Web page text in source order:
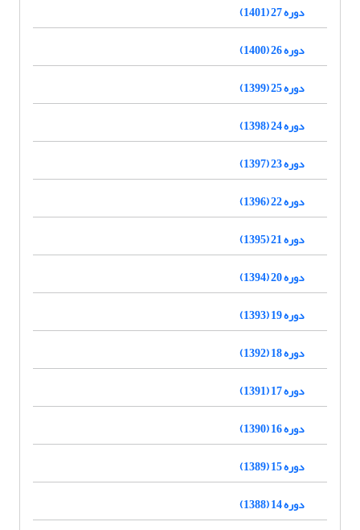
دوره 27 (1401)
دوره 26 (1400)
دوره 25 (1399)
دوره 24 (1398)
دوره 23 (1397)
دوره 22 (1396)
دوره 21 (1395)
دوره 20 (1394)
دوره 19 (1393)
دوره 18 (1392)
دوره 17 (1391)
دوره 16 (1390)
دوره 15 (1389)
دوره 14 (1388)